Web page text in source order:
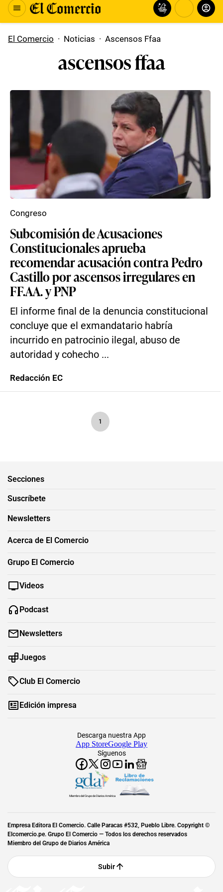
El Comercio · Noticias · Ascensos Ffaa
ascensos ffaa
Subcomisión de Acusaciones
Constitucionales aprueba
recomendar acusación contra Pedro
Castillo por ascensos irregulares en
FF.AA. y PNP
El informe final de la denuncia constitucional
concluye que el exmandatario habría
incurrido en patrocinio ilegal, abuso de
autoridad y cohecho ...
Congreso
Redacción EC
1
Secciones
Suscríbete
Newsletters
Acerca de El Comercio
Grupo El Comercio
Videos
Podcast
Newsletters
Juegos
Club El Comercio
Edición impresa
Síguenos
Descarga nuestra App
App StoreGoogle Play
Miembro del Grupo de Diarios América
Empresa Editora El Comercio. Calle Paracas #532, Pueblo Libre. Copyright ©
Elcomercio.pe. Grupo El Comercio — Todos los derechos reservados
Miembro del Grupo de Diarios América
Subir